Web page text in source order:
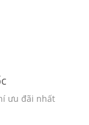
ưu đãi nhất